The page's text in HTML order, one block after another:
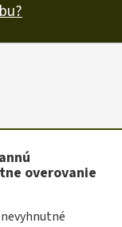
overovanie